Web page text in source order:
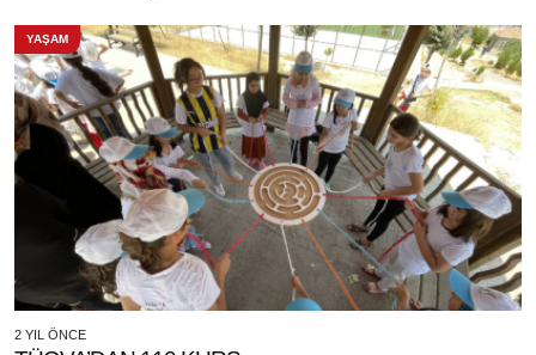
YAŞAM
2 YIL ÖNCE